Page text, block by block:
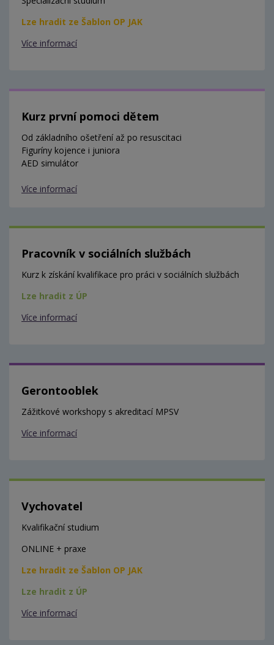
Lze hradit ze Šablon OP JAK
Více informací
Kurz první pomoci dětem
Od základního ošetření až po resuscitaci
Figuríny kojence i juniora
AED simulátor
Více informací
Pracovník v sociálních službách
Kurz k získání kvalifikace pro práci v sociálních službách
Lze hradit z ÚP
Více informací
Gerontooblek
Zážitkové workshopy s akreditací MPSV
Více informací
Vychovatel
Kvalifikační studium
ONLINE + praxe
Lze hradit ze Šablon OP JAK
Lze hradit z ÚP
Více informací